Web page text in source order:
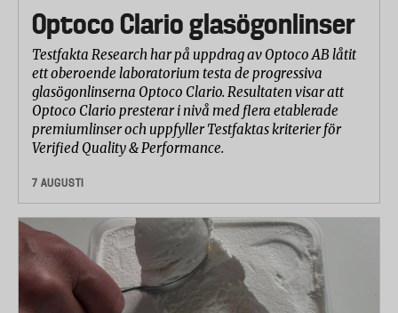
Optoco Clario glasögonlinser
Testfakta Research har på uppdrag av Optoco AB låtit
ett oberoende laboratorium testa de progressiva
glasögonlinserna Optoco Clario. Resultaten visar att
Optoco Clario presterar i nivå med flera etablerade
premiumlinser och uppfyller Testfaktas kriterier för
Verified Quality & Performance.
7 AUGUSTI